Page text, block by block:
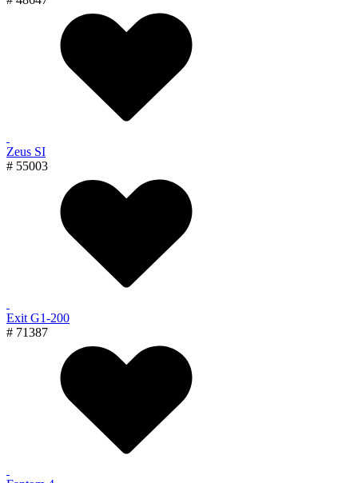
Zeus SI
# 55003
Exit G1-200
# 71387